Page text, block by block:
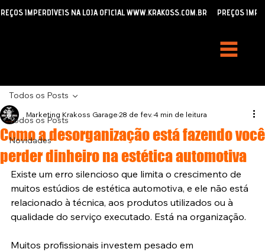
IMPERDÍVEIS NA LOJA OFICIAL WWW.KRAKOSS.COM.BR
Todos os Posts
Novidades
Todos os Posts
Como a desorganização está fazendo você
perder dinheiro na estética automotiva
Marketing Krakoss Garage 28 de fev. 4 min de leitura
Existe um erro silencioso que limita o crescimento de
muitos estúdios de estética automotiva, e ele não está
relacionado à técnica, aos produtos utilizados ou à
qualidade do serviço executado. Está na organização.
Muitos profissionais investem pesado em